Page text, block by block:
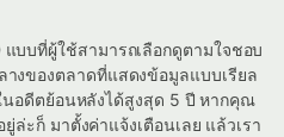
แบบที่ผู้ใช้สามารถเลือกดูตามใจชอบ
างของตลาดที่แสดงข้อมูลแบบเรียล
อดีตย้อนหลังได้สูงสุด 5 ปี หากคุณ
ล่ะก็ มาตั้งค่าแจ้งเตือนเลย แล้วเรา